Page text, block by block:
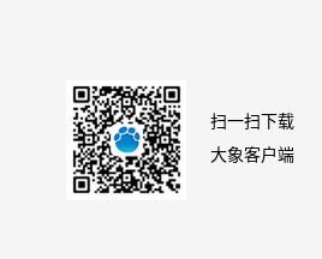
扫一扫下载
大象客户端